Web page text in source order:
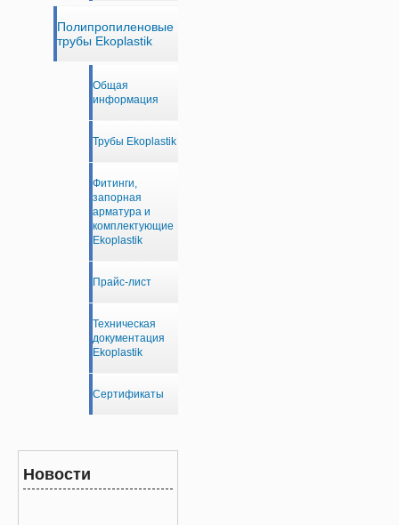
Полипропиленовые
трубы Ekoplastik
Общая
информация
Трубы Ekoplastik
Фитинги,
запорная
арматура и
комплектующие
Ekoplastik
Прайс-лист
Техническая
документация
Ekoplastik
Сертификаты
Новости